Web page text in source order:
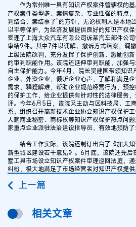
作为常州唯一具有知识产权案件管辖权的基
产权案件类型多、案情复杂、专业性强的特点
判结合、案结事了”的方针，无论权利人是本地
以平等保护，为经济发展提供良好的知识产权
受理了上海大众汽车有限公司诉某汽车部件公
审结9件。其中7件以调解、撤诉方式结案，调
上级法院改判，充分发挥了保护创新、激励创
的审判职能作用。该院还延伸审判职能，加强
自主保护能力。今年4月，院长吴建国带领知
企业、外资企业，倾听企业心声，了解和满足
需求，释疑解难，帮助企业规范经营行为，预
的保护工作，给企业提供有针对性的法律服务
评。今年6月5日，该院又主动与区科技局、工
系，组织召开高新技术企业协会知识产权保护
人就商业秘密、商标权等知识产权保护热点问
家重点企业派驻法治建设指导员，有效地预防
结合工作实际，该院还制订出台了《加大知
新型城区建设若干意见》。6月底，该院还先
墅工具市场设立知识产权案件审理巡回法庭，
纠纷，极大地满足了市场经营者对知识产权提供
上一篇
相关文章